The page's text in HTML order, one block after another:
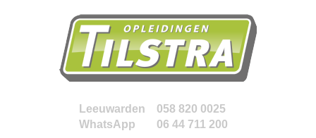
Leeuwarden
058 820 0025
WhatsApp
06 44 711 200